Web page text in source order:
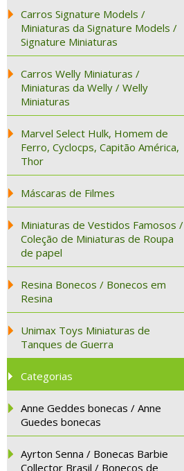
Carros Signature Models /
Miniaturas da Signature Models /
Signature Miniaturas
Carros Welly Miniaturas /
Miniaturas da Welly / Welly
Miniaturas
Marvel Select Hulk, Homem de
Ferro, Cyclocps, Capitão América,
Thor
Máscaras de Filmes
Miniaturas de Vestidos Famosos /
Coleção de Miniaturas de Roupa
de papel
Resina Bonecos / Bonecos em
Resina
Unimax Toys Miniaturas de
Tanques de Guerra
Categorias
Anne Geddes bonecas / Anne
Guedes bonecas
Ayrton Senna / Bonecas Barbie
Collector Brasil / Bonecos de